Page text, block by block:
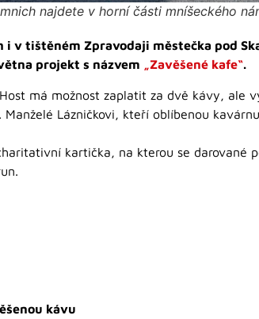
najdete v horní části mníšeckého
i v tištěném Zpravodaji městečka pod
projekt s názvem „Zavěšené kafe“.
má možnost zaplatit za dvě kávy, ale
Lázničkovi, kteří oblíbenou
kartička, na kterou se darované
kávu